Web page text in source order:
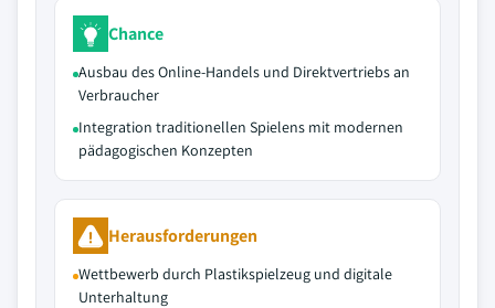
Chance
Ausbau des Online-Handels und Direktvertriebs an
Verbraucher
Integration traditionellen Spielens mit modernen
pädagogischen Konzepten
Herausforderungen
Wettbewerb durch Plastikspielzeug und digitale
Unterhaltung